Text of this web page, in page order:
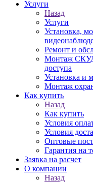
Услуги
Назад
Услуги
Установка,
Ремонт и
Монтаж
доступа
Установка и
Монтаж
Как купить
Назад
Как купить
Условия
Условия
Оптовые
Гарантия на
Заявка на расчет
О компании
Назад